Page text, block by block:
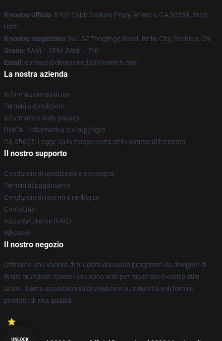
Il nostro ufficio: 8200 Cobb Galleria Pkwy, Atlanta, GA 30339, Stati
Uniti
Il nostro magazzino: No. 62 Tonglinge Road, Beiliu City, Pechino, CN
Orario: 9AM – 5PM (Mon – Fri)
Email : contact@demonlord2099merch.com
La nostra azienda
Informazioni su di noi
Termini e condizioni
Informativa sulla privacy
DMCA - Informativa sul copyright
CA SB657: Legge sulla trasparenza della catena di fornitura
Il nostro supporto
Condizioni di spedizione e consegna
Termini di pagamento
Condizioni di ritorno e rimborso
Contattaci
Aiuto del cliente (FAQ)
Whosale
Il nostro negozio
Offriamo una varietà di prodotti che sono progettati da designer di
livello mondiale. Questi non sono solo per mostrare il vostro stile
unico. Siamo appassionati di celebrare la creatività e di fornire
prodotti di alta qualità.
UNLOCK